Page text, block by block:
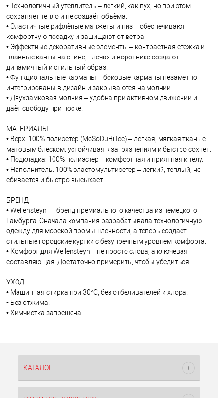
• Технологичный утеплитель – лёгкий, как пух, но при этом
сохраняет тепло и не создаёт объёма.
• Эластичные рифлёные манжеты и низ – обеспечивают
комфортную посадку и защищают от ветра.
• Эффектные декоративные элементы – контрастная стёжка и
плавные канты на спине, плечах и воротнике создают
динамичный и стильный образ.
• Функциональные карманы – боковые карманы незаметно
интегрированы в дизайн и закрываются на молнии.
• Двухзамковая молния – удобна при активном движении и
даёт свободу при носке.
МАТЕРИАЛЫ
• Верх: 100% полиэстер (MoSoDuHiTec) – лёгкая, мягкая ткань с
матовым блеском, устойчивая к загрязнениям и быстро сохнет.
• Подкладка: 100% полиэстер – комфортная и приятная к телу.
• Наполнитель: 100% эластомультиэстер – лёгкий, тёплый, не
сбивается и быстро высыхает.
БРЕНД
• Wellensteyn — бренд премиального качества из немецкого
Гамбурга. Сначала компания разрабатывала технологичную
одежду для морской промышленности, а теперь создаёт
стильные городские куртки с безупречным уровнем комфорта.
• Комфорт для Wellensteyn – не просто слова, а ключевая
составляющая. Достаточно примерить, чтобы убедиться.
УХОД
• Машинная стирка при 30°C, без отбеливателей и хлора.
• Без отжима.
• Химчистка запрещена.
КАТАЛОГ